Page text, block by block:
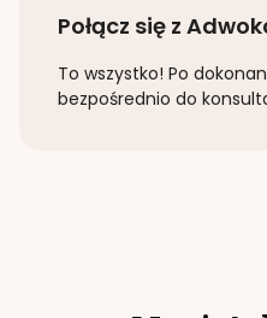
Połącz się z
To wszystko! Po
bezpośrednio do